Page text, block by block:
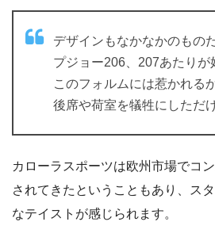
デザインもなかなかのものだ
プジョー206、207あたりが
このフォルムには惹かれる
後席や荷室を犠牲にしただ
カローラスポーツは欧州市場でコ
されてきたということもあり、ス
なテイストが感じられます。